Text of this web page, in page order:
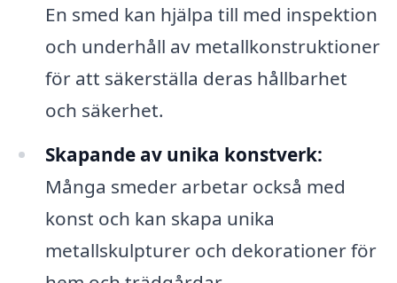
En smed kan hjälpa till med inspektion
och underhåll av metallkonstruktioner
för att säkerställa deras hållbarhet
och säkerhet.
Skapande av unika konstverk:
Många smeder arbetar också med
konst och kan skapa unika
metallskulpturer och dekorationer för